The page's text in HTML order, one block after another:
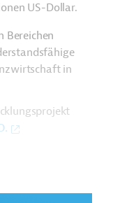
US-Dollar.
Bereichen
in